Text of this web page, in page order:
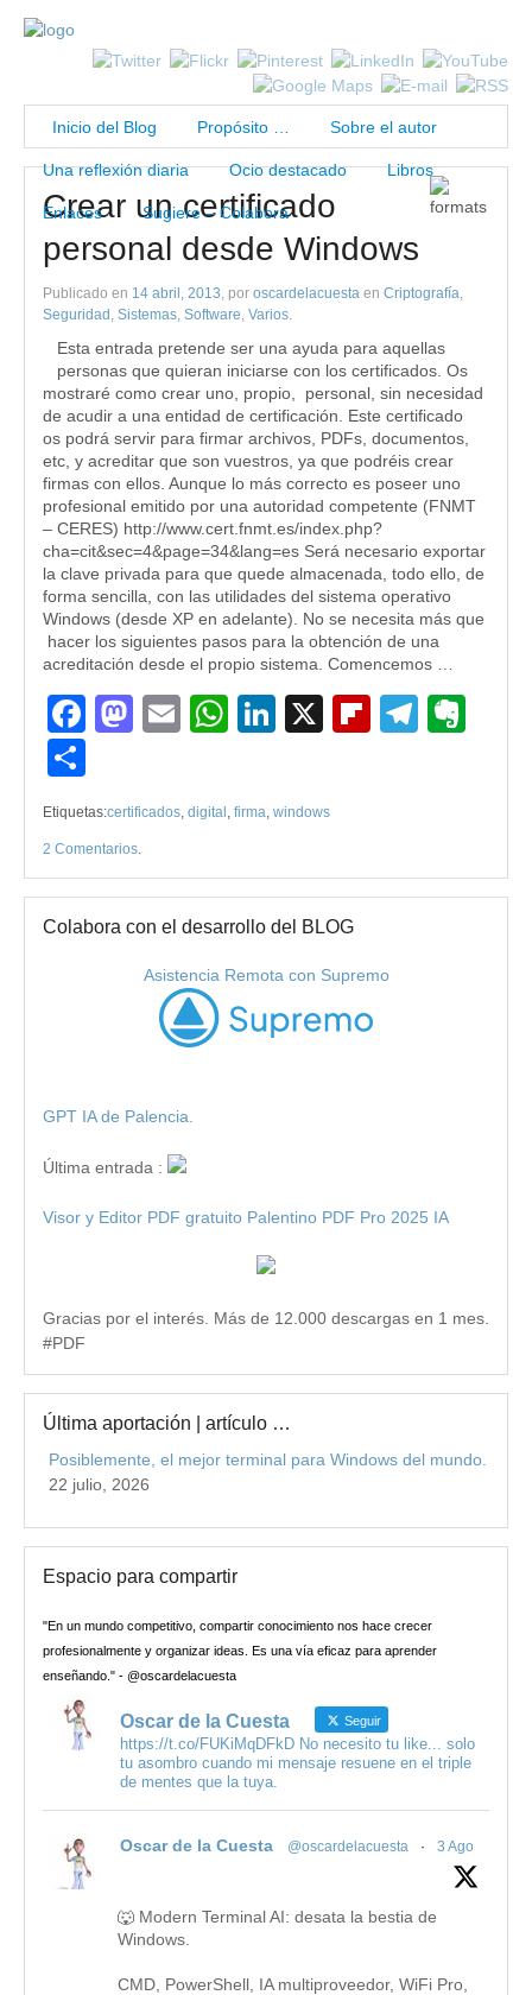
Inicio del Blog Propósito … Sobre el autor
Una reflexión diaria Ocio destacado Libros
Enlaces Sugiere – Colabora
Crear un certificado
personal desde Windows
Publicado en 14 abril, 2013, por oscardelacuesta en Criptografía,
Seguridad , Sistemas, Software, Varios.
Esta entrada pretende ser una ayuda para aquellas
personas que quieran iniciarse con los certificados. Os
mostraré como crear uno, propio, personal, sin necesidad
de acudir a una entidad de certificación. Este certificado
os podrá servir para firmar archivos, PDFs, documentos,
etc, y acreditar que son vuestros, ya que podréis crear
firmas con ellos. Aunque lo más correcto es poseer uno
profesional emitido por una autoridad competente (FNMT
– CERES) http://www.cert.fnmt.es/index.php?
cha=cit&sec=4&page=34&lang=es Será necesario exportar
la clave privada para que quede almacenada, todo ello, de
forma sencilla, con las utilidades del sistema operativo
Windows (desde XP en adelante). No se necesita más que
hacer los siguientes pasos para la obtención de una
acreditación desde el propio sistema. Comencemos …
Facebook
Mastodon
EmailWhatsApp
LinkedIn
X Flipboard
Etiquetas:certificados, digital , firma, windows
2 Comentarios.
Colabora con el desarrollo del BLOG
Asistencia Remota con Supremo
GPT IA de Palencia.
Última entrada :
Visor y Editor PDF gratuito Palentino PDF Pro 2025 IA
Gracias por el interés. Más de 12.000 descargas en 1 mes.
#PDF
Última aportación | artículo …
Posiblemente, el mejor terminal para Windows del mundo.
22 julio, 2026
Espacio para compartir
"En un mundo competitivo, compartir conocimiento nos hace crecer
profesionalmente y organizar ideas. Es una vía eficaz para aprender
enseñando." - @oscardelacuesta
Oscar de la Cuesta Seguir
https://t.co/FUKiMqDFkD No necesito tu like... solo
tu asombro cuando mi mensaje resuene en el triple
de mentes que la tuya.
Oscar de la Cuesta @oscardelacuesta · 3 Ago
🐺 Modern Terminal AI: desata la bestia de
Windows.
CMD, PowerShell, IA multiproveedor, WiFi Pro,